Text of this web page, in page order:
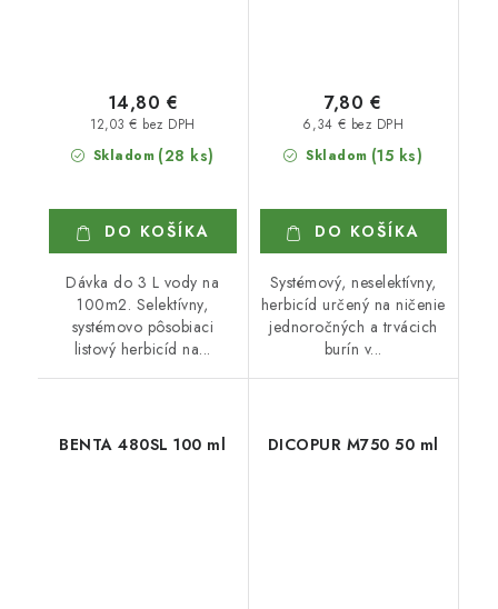
Skladom (28 ks)
12,03 € bez DPH
14,80 €
DO KOŠÍKA
Dávka do 3 L vody na
100m2. Selektívny,
systémovo pôsobiaci
listový herbicíd na...
Skladom (15 ks)
6,34 € bez DPH
7,80 €
DO KOŠÍKA
Systémový, neselektívny,
herbicíd určený na ničenie
jednoročných a trvácich
burín v...
BENTA 480SL 100 ml DICOPUR M750 50 ml